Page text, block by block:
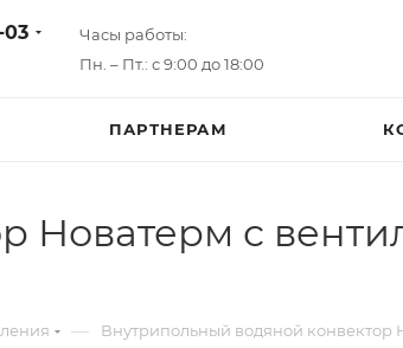
03
Часы работы:
Пн. – Пт.: с 9:00 до 18:00
ПАРТНЕРАМ
Новатерм с
— Внутрипольный водяной конвектор